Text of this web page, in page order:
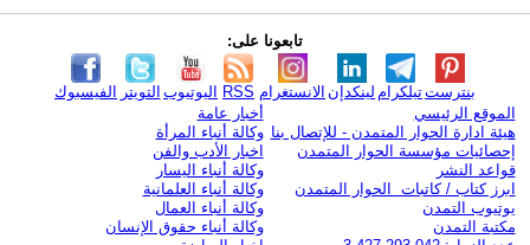
تابعونا على:
الفيسبوك التويتر اليوتيوب RSS الانستغرام لينكدإن تيلكرامبنترست
الموقع الرئيسي
هيئة ادارة الحوار المتمدن - للإتصال بنا
إحصائيات مؤسسة الحوار المتمدن
قواعد النشر
ابرز كتاب / كاتبات الحوار المتمدن
يوتيوب التمدن
مكتبة التمدن
أخبار عامة
وكالة أنباء المرأة
اخبار الأدب والفن
وكالة أنباء اليسار
وكالة أنباء العلمانية
وكالة أنباء العمال
وكالة أنباء حقوق الإنسان